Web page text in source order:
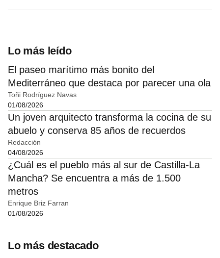
Lo más leído
El paseo marítimo más bonito del
Mediterráneo que destaca por parecer una ola
Toñi Rodríguez Navas
01/08/2026
Un joven arquitecto transforma la cocina de su
abuelo y conserva 85 años de recuerdos
Redacción
04/08/2026
¿Cuál es el pueblo más al sur de Castilla-La
Mancha? Se encuentra a más de 1.500
metros
Enrique Briz Farran
01/08/2026
Lo más destacado